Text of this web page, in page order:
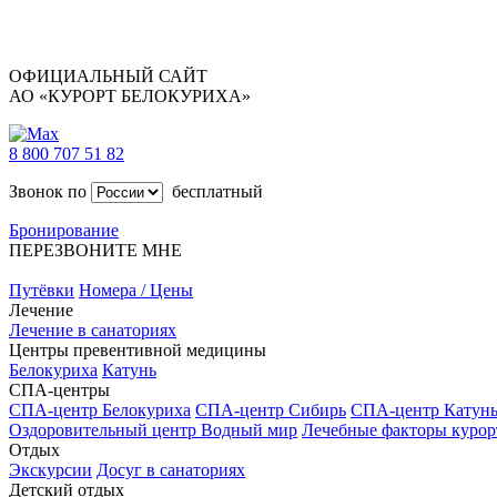
ОФИЦИАЛЬНЫЙ САЙТ
АО «КУРОРТ БЕЛОКУРИХА»
8 800 707 51 82
Звонок по
бесплатный
Бронирование
ПЕРЕЗВОНИТЕ МНЕ
Путёвки Номера / Цены
Лечение
Лечение в санаториях
Центры превентивной медицины
Белокуриха Катунь
СПА-центры
СПА-центр Белокуриха СПА-центр Сибирь СПА-центр Катунь
Оздоровительный центр Водный мир Лечебные факторы
Отдых
Экскурсии Досуг в санаториях
Детский отдых